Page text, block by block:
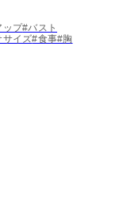
ップ#バスト
サイズ#食事#胸